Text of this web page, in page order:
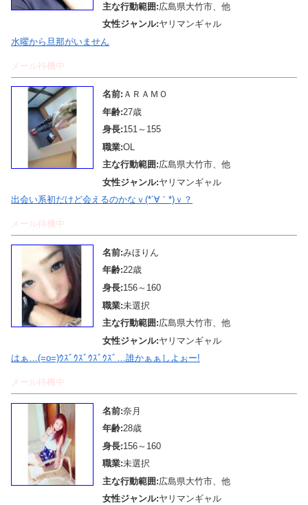
主な行動範囲:広島県大竹市、他
女性ジャンル:ヤリマンギャル
水曜から旦那がいません
メール待機中
名前: ＡＲＡＭＯ
年齢:27歳
身長:151～155
職業:OL
主な行動範囲:広島県大竹市、他
女性ジャンル:ヤリマンギャル
出会い系初だけど会えるのかなｖ(*´∀｀*)ｖ？
メール待機中
名前:みほりん
年齢:22歳
身長:156～160
職業:未選択
主な行動範囲:広島県大竹市、他
女性ジャンル:ヤリマンギャル
はぁ…(=o=)ｳｽﾞｳｽﾞｳｽﾞｳｽﾞ…誰かぁぁしよぉー!
メール待機中
名前:奈月
年齢:28歳
身長:156～160
職業:未選択
主な行動範囲:広島県大竹市、他
女性ジャンル:ヤリマンギャル